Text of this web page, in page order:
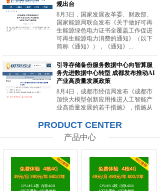
规出台
8月3日，国家发展改革委、财政部、
国家能源局联合发布《关于做好可再
生能源绿色电力证书全覆盖工作促进
可再生能源电力消费的通知》（以下
简称《通知》），《通知》...
引导存储备份服务数据中心向智算服
务先进数据中心转型 成都发布推动AI
产业高质量发展政策
8月4日，成都市经信局发布《成都市
加快大模型创新应用推进人工智能产
业高质量发展的若干措施》，措施从
力等方面提出20条举措。...
PRODUCT CENTER
产品中心